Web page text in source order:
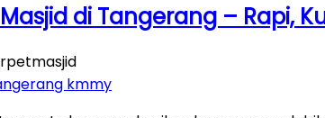
di Tangerang – Rapi,